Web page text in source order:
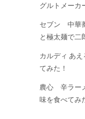
グルトメーカ
セブン 中華
と極太麺で二
カルディ あ
てみた！
農心 辛ラー
味を食べてみ